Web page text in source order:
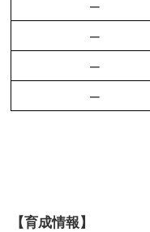
–
–
–
–
【育成情報】